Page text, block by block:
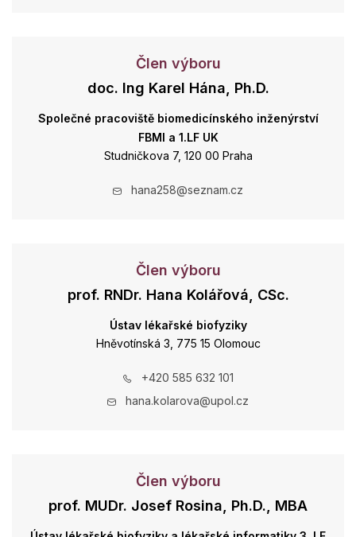
Člen výboru
doc. Ing Karel Hána, Ph.D.
Společné pracoviště biomedicínského inženýrství
FBMI a 1.LF UK
Studničkova 7, 120 00 Praha
hana258@seznam.cz
Člen výboru
prof. RNDr. Hana Kolářová, CSc.
Ústav lékařské biofyziky
Hněvotínská 3, 775 15 Olomouc
+420 585 632 101
hana.kolarova@upol.cz
Člen výboru
prof. MUDr. Josef Rosina, Ph.D., MBA